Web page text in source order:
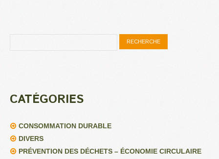
CATÉGORIES
CONSOMMATION DURABLE
DIVERS
PRÉVENTION DES DÉCHETS – ÉCONOMIE CIRCULAIRE